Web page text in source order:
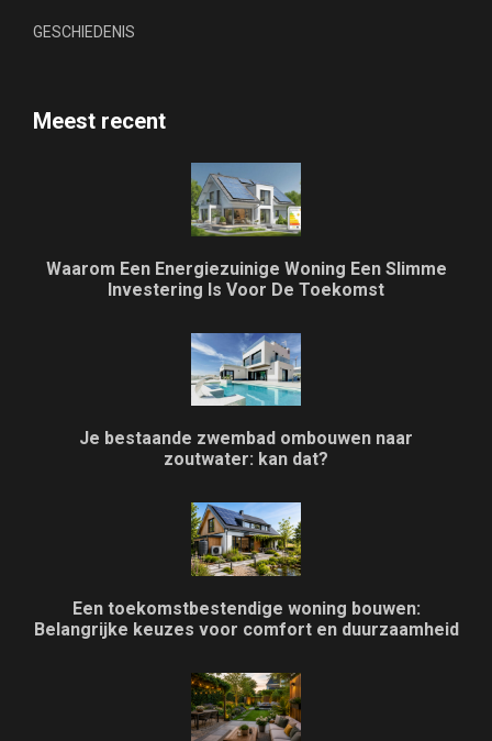
GESCHIEDENIS
Meest recent
Waarom Een Energiezuinige Woning Een Slimme
Investering Is Voor De Toekomst
Je bestaande zwembad ombouwen naar
zoutwater: kan dat?
Een toekomstbestendige woning bouwen:
Belangrijke keuzes voor comfort en duurzaamheid